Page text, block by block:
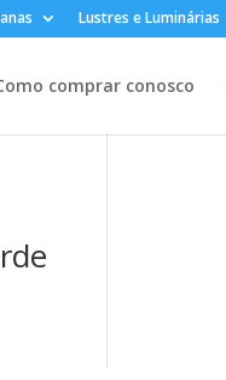
Lustres e Luminárias
comprar conosco